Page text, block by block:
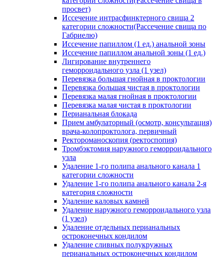
просвет)
Иссечение интрасфинктерного свища 2
категории сложности(Рассечение свища по
Габриелю)
Иссечение папиллом (1 ед.) анальной зоны
Иссечение папиллом анальной зоны (1 ед.)
Лигирование внутреннего
геморроидального узла (1 узел)
Перевязка большая гнойная в проктологии
Перевязка большая чистая в проктологии
Перевязка малая гнойная в проктологии
Перевязка малая чистая в проктологии
Перианальная блокада
Прием амбулаторный (осмотр, консультация)
врача-колопроктолога, первичный
Ректороманоскопия (ректоспопия)
Тромбэктомия наружного геморроидального
узла
Удаление 1-го полипа анального канала 1
категории сложности
Удаление 1-го полипа анального канала 2-я
категория сложности
Удаление каловых камней
Удаление наружного геморроидального узла
(1 узел)
Удаление отдельных перианальных
остроконечных кондилом
Удаление сливных полукружных
перианальных остроконечных кондилом